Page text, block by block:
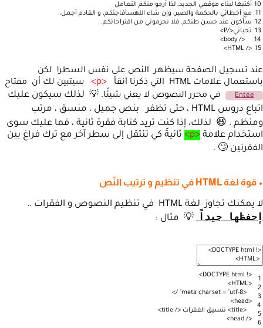
10
11
12
13
14
15
أكتبها لبناء موقعي الجديد، لذا أرجو منكم التعامل
مع أخطائي بالحكمة والصبر، وإن شاء اللهسأفاجئكم، و القادم أجمل.
سأكون عند حسن ظنكم. فلا تحرموني من اقتراحاتكم.
تحياتي</P>
</ body>
</ HTML>
عند تسجيل الصفحة سيظهر النص على نفس السطر!
لكن
باستعمال علامات HTML التي ذكرنا آنقاً
<p> سيتبين لك أن مفتاح
Entée في محرر النصوص لا يعني شيئًا. 💡
لذلك سيكون عليك
اتباع دروس HTML ، حتى تظفر بنص جميل ، منسق ، مرتب
ومنظم . 😆 لذلك، إذا كنت تريد كتابة فقرة ثانية ، فما عليك سوى
استخدام علامة <p>
ثانيةً كي تنتقل إلى سطر آخر مع ترك فراغ بين
الفقرتين 🙄 .
• قوة لغة HTML في تنظيم و ترتيب النّص
لا يمكنك تجاوز لغة HTML في تنظيم النصوص و الفقرات ..
إحفظها جيداً 💡 مثال :
1
2
3
4
5
6
<
!
DOCTYPE html
>
<
HTML
>
<
meta charset = "utf-8"
/
>
<
head
>
<
title
> تنسيق الفقرات <
/
title
>
<
/
head
>